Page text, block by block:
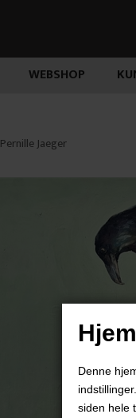
Denne
siden hele
WEBSHOP
Pernille Jaeger